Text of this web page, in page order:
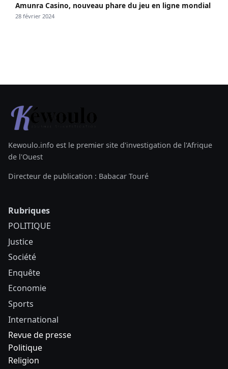
Amunra Casino, nouveau phare du jeu en ligne mondial
28 février 2024
Kewoulo.info est le premier site d'investigation de l'Afrique
de l'Ouest
Directeur de publication : Babacar Touré
Rubriques
POLITIQUE
Justice
Société
Enquête
Economie
Sports
International
Revue de presse
Politique
Religion